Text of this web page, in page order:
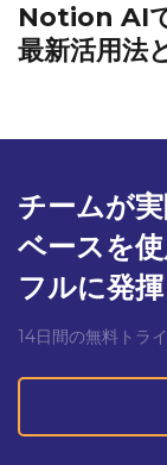
Notion AI
最新活用法
チームが
ベースを
フルに発揮
14日間の無料トラ